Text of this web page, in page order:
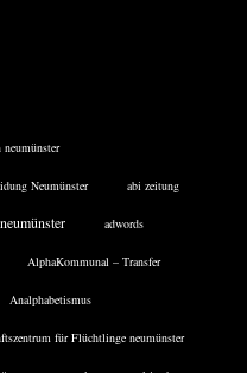
Neumünster abi zeitung
adwords
AlphaKommunal – Transfer
Analphabetismus
für Flüchtlinge neumünster